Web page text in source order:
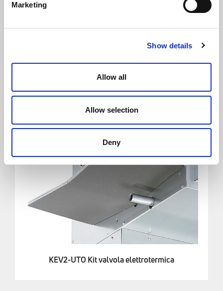
Marketing
Show details
Allow all
Allow selection
Deny
PM-UTO
KEV2-UTO Kit valvola elettrotermica